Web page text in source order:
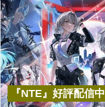
『NTE』好評配信中